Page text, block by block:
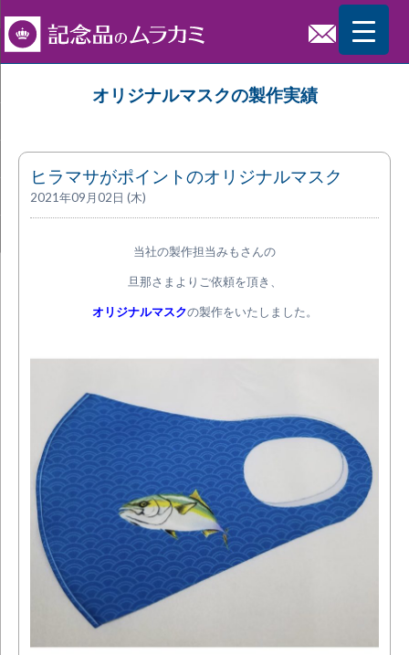
オリジナルマスクの製作実績
ヒラマサがポイントのオリジナルマスク
2021年09月02日 (木)
当社の製作担当みもさんの
旦那さまよりご依頼を頂き、
オリジナルマスクの製作をいたしました。